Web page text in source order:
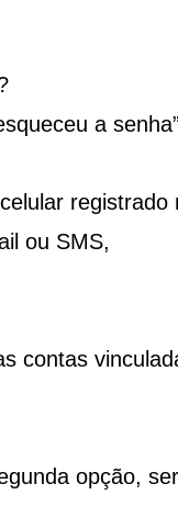
a
registrado
ou SMS,
contas
opção,